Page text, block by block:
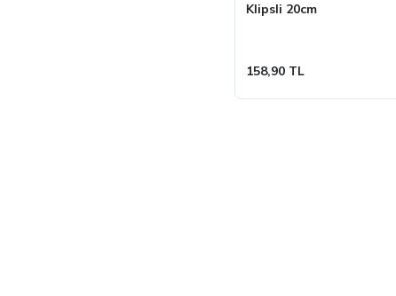
Klipsli 20cm
158,90 TL